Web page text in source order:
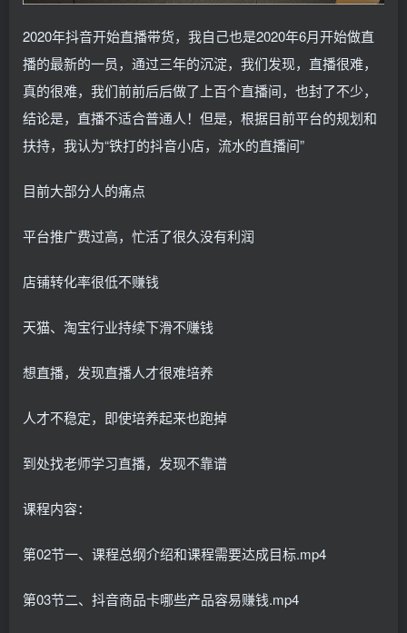
2020年抖音开始直播带货，我自己也是2020年6月开始做直
播的最新的一员，通过三年的沉淀，我们发现，直播很难，
真的很难，我们前前后后做了上百个直播间，也封了不少，
结论是，直播不适合普通人！但是，根据目前平台的规划和
扶持，我认为“铁打的抖音小店，流水的直播间”
目前大部分人的痛点
平台推广费过高，忙活了很久没有利润
店铺转化率很低不赚钱
天猫、淘宝行业持续下滑不赚钱
想直播，发现直播人才很难培养
人才不稳定，即使培养起来也跑掉
到处找老师学习直播，发现不靠谱
课程内容：
第02节一、课程总纲介绍和课程需要达成目标.mp4
第03节二、抖音商品卡哪些产品容易赚钱.mp4